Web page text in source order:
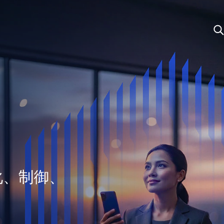
制御、